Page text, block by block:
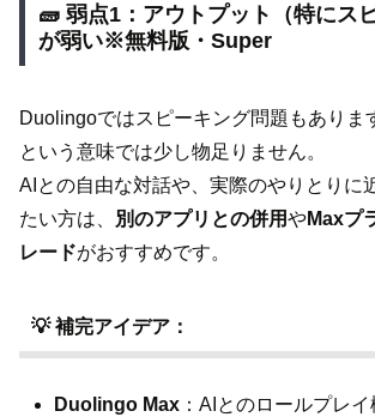
🧱 弱点1：アウトプット（特にス
が弱い※無料版・Super
Duolingoではスピーキング問題もありま
という意味では少し物足りません。
AIとの自由な対話や、実際のやりとりに
たい方は、
別のアプリとの併用やMaxプ
レードがおすすめです。
💡 補完アイデア：
Duolingo Max ：AIとのロールプレ